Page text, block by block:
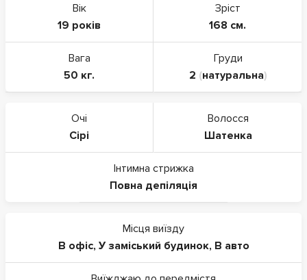
Вік
19 років
Зріст
168 см.
Вага
50 кг.
Груди
2 (натуральна)
Очі
Сірі
Волосся
Шатенка
Інтимна стрижка
Повна депіляція
Місця виїзду
В офіс, У заміський будинок, В авто